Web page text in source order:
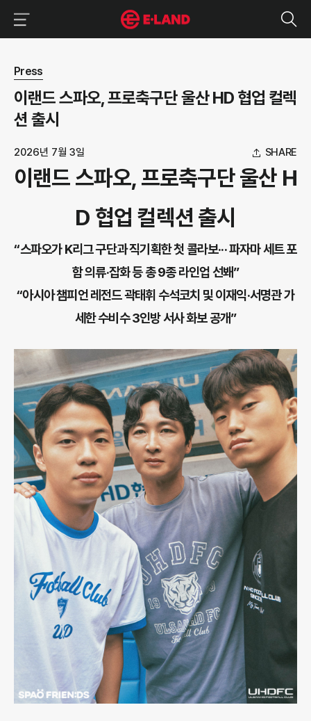
뉴스 상세보기
Press
이랜드 스파오, 프로축구단 울산 HD 협업 컬렉
션 출시
2026년 7월 3일 SHARE
이랜드 스파오, 프로축구단 울산 H
D 협업 컬렉션 출시
“스파오가 K리그 구단과 직기획한 첫 콜라보··· 파자마 세트 포
함 의류·잡화 등 총 9종 라인업 선봬”
“아시아 챔피언 레전드 곽태휘 수석코치 및 이재익·서명관 가
세한 수비수 3인방 서사 화보 공개”